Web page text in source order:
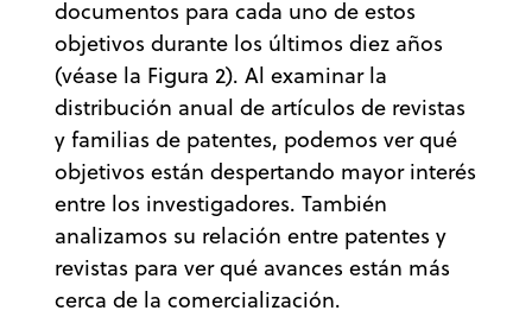
documentos para cada uno de estos
objetivos durante los últimos diez años
(véase la Figura 2). Al examinar la
distribución anual de artículos de revistas
y familias de patentes, podemos ver qué
objetivos están despertando mayor interés
entre los investigadores. También
analizamos su relación entre patentes y
revistas para ver qué avances están más
cerca de la comercialización.